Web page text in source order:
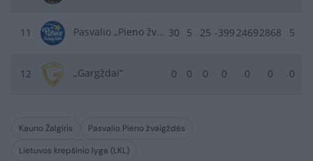
11 Pasvalio „Pieno žvaigždės“ 30 5 25 -399 24692868 5
12 „Gargždai“ 0 0 0 0 0 0 0
Kauno Žalgiris
Pasvalio Pieno žvaigždės
Lietuvos krepšinio lyga (LKL)